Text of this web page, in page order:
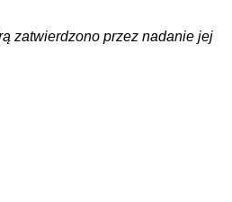
zatwierdzono przez nadanie jej